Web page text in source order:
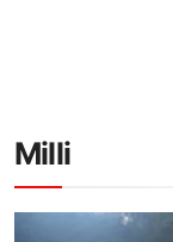
Milli